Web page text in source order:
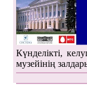
Күнделікті,
музейінің